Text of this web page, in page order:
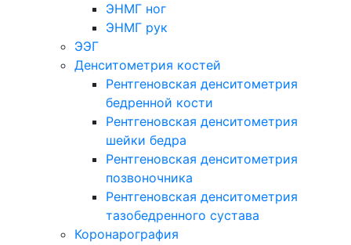
ЭНМГ ног
ЭНМГ рук
ЭЭГ
Денситометрия костей
Рентгеновская денситометрия
бедренной кости
Рентгеновская денситометрия
шейки бедра
Рентгеновская денситометрия
позвоночника
Рентгеновская денситометрия
тазобедренного сустава
Коронарография